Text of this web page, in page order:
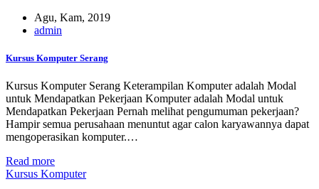
Agu, Kam, 2019
admin
Kursus Komputer Serang
Kursus Komputer Serang Keterampilan Komputer adalah Modal
untuk Mendapatkan Pekerjaan Komputer adalah Modal untuk
Mendapatkan Pekerjaan Pernah melihat pengumuman pekerjaan?
Hampir semua perusahaan menuntut agar calon karyawannya dapat
mengoperasikan komputer.…
Read more
Kursus Komputer